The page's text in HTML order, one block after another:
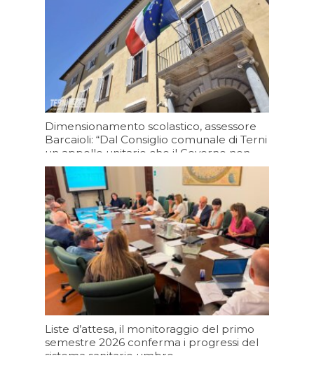
Dimensionamento scolastico, assessore
Barcaioli: “Dal Consiglio comunale di Terni
un appello unitario che il Governo non
può ignorare”
Oggi 15:20
Liste d’attesa, il monitoraggio del primo
semestre 2026 conferma i progressi del
sistema sanitario umbro